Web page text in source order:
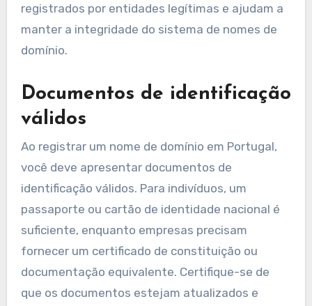
registrados por entidades legítimas e ajudam a
manter a integridade do sistema de nomes de
domínio.
Documentos de identificação
válidos
Ao registrar um nome de domínio em Portugal,
você deve apresentar documentos de
identificação válidos. Para indivíduos, um
passaporte ou cartão de identidade nacional é
suficiente, enquanto empresas precisam
fornecer um certificado de constituição ou
documentação equivalente. Certifique-se de
que os documentos estejam atualizados e